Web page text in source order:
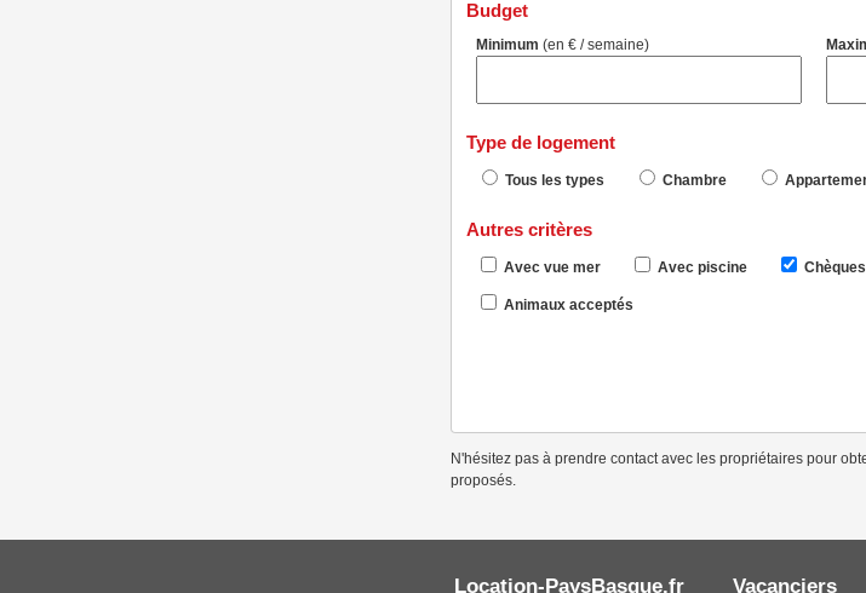
Budget
Minimum (en € / semaine)
Type de logement
Tous les types Chambre
Autres critères
Avec vue mer Avec piscine
Animaux acceptés
N'hésitez pas à prendre contact avec les propriétaires pour
proposés.
Location-PaysBasque.fr Vacanciers